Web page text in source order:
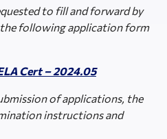
to fill and forward by
following application form
Cert – 2024.05
of applications, the
instructions and